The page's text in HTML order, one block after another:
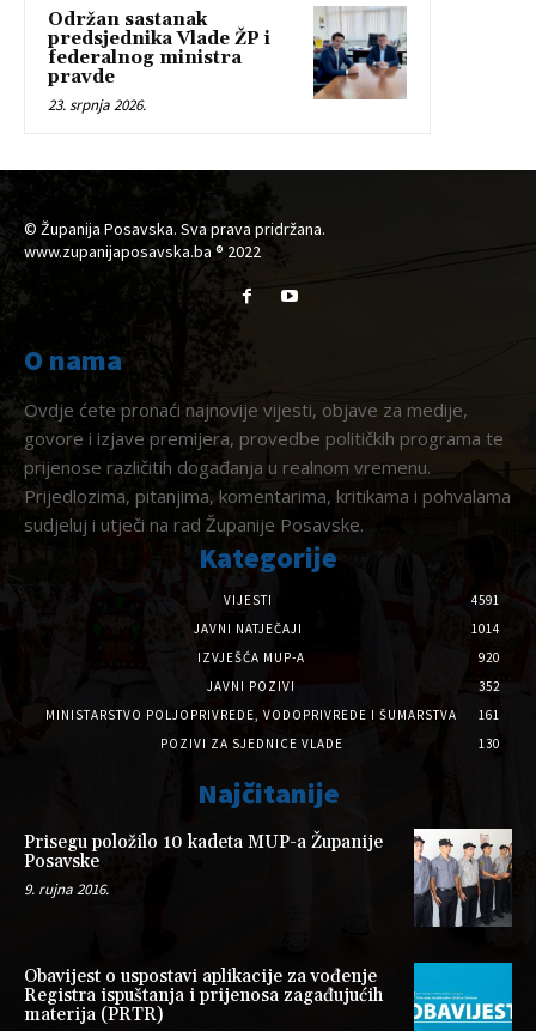
Održan sastanak
predsjednika Vlade ŽP i
federalnog ministra
pravde
23. srpnja 2026.
© Županija Posavska. Sva prava pridržana.
www.zupanijaposavska.ba ® 2022
O nama
Ovdje ćete pronaći najnovije vijesti, objave za medije,
govore i izjave premijera, provedbe političkih programa te
prijenose različitih događanja u realnom vremenu.
Prijedlozima, pitanjima, komentarima, kritikama i pohvalama
sudjeluj i utječi na rad Županije Posavske.
Kategorije
VIJESTI
4591
JAVNI NATJEČAJI
1014
IZVJEŠĆA MUP-A
920
JAVNI POZIVI
352
MINISTARSTVO POLJOPRIVREDE, VODOPRIVREDE I ŠUMARSTVA
161
POZIVI ZA SJEDNICE VLADE
130
Najčitanije
Prisegu položilo 10 kadeta MUP-a Županije
Posavske
9. rujna 2016.
Obavijest o uspostavi aplikacije za vođenje
Registra ispuštanja i prijenosa zagađujućih
materija (PRTR)